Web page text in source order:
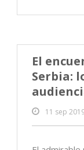
El
Serbia:
11 sep